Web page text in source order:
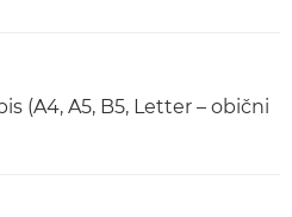
(A4, A5, B5, Letter – obični